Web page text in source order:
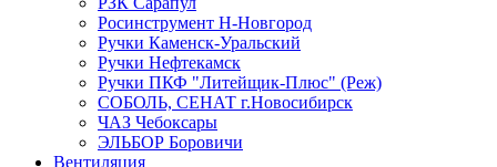
Росинструмент Н-Новгород
Ручки Каменск-Уральский
Ручки Нефтекамск
Ручки ПКФ "Литейщик-Плюс" (Реж)
СОБОЛЬ, СЕНАТ г.Новосибирск
ЧАЗ Чебоксары
ЭЛЬБОР Боровичи
Вентиляция